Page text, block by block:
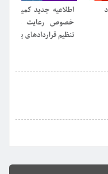
جدید کمیسیون آموزش در
رعایت موارد الزامی در
قراردادهای یکسان